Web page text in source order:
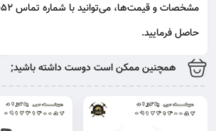
حاصل فرمایید.
همچنین ممکن است دوست داشته باشید;